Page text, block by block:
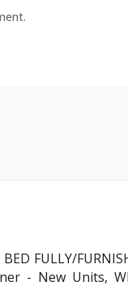
FULLY/
- New Units,